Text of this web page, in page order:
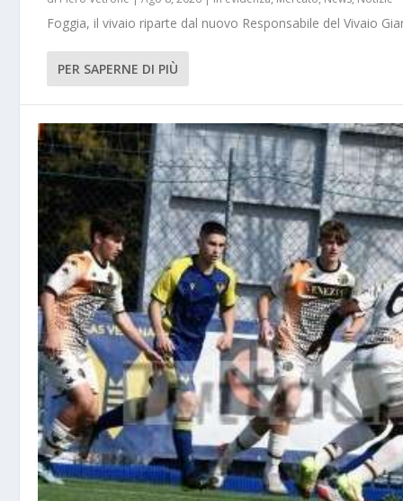
Foggia, il vivaio riparte dal nuovo Responsabile del Vivaio
PER SAPERNE DI PIÙ